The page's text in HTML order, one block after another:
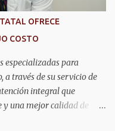
OFRECE
COSTO
especializadas para
a través de su servicio de
integral que
una mejor calidad de